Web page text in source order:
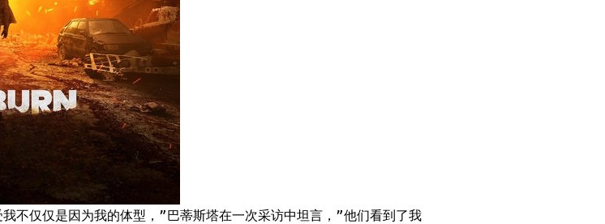
不仅仅是因为我的体型，”巴蒂斯塔在一次采访中坦言，”他们看到了我